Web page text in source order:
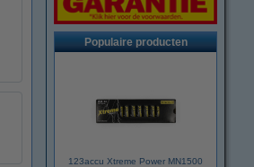
Populaire producten
123accu Xtreme Power MN1500